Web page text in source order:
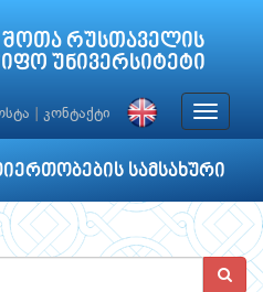
შოთა რუსთაველის
უნივერსიტეტი
კონტაქტი
Toggle
სამსახური